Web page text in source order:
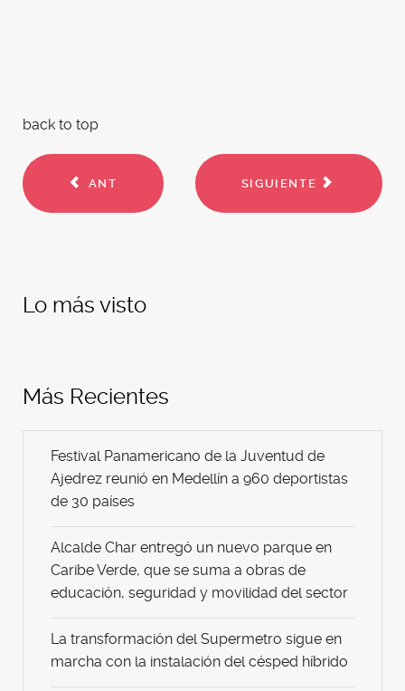
back to top
ANT SIGUIENTE
Lo más visto
Más Recientes
Festival Panamericano de la Juventud de
Ajedrez reunió en Medellín a 960 deportistas
de 30 países
Alcalde Char entregó un nuevo parque en
Caribe Verde, que se suma a obras de
educación, seguridad y movilidad del sector
La transformación del Supermetro sigue en
marcha con la instalación del césped híbrido